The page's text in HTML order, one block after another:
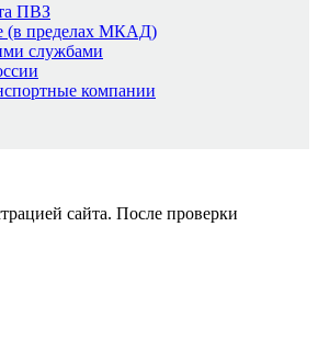
ПВЗ
(в пределах МКАД)
службами
компании
сайта. После проверки